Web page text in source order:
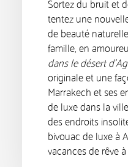
Sortez du bruit et
tentez une
de beauté
famille, en
dans le désert
originale et une
Marrakech et ses
de luxe dans la
des endroits
bivouac de luxe à
vacances de rêve